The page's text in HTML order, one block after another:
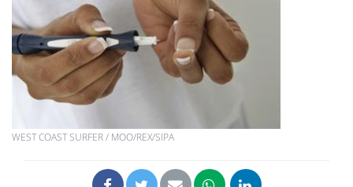
WEST COAST SURFER / MOO/REX/SIPA